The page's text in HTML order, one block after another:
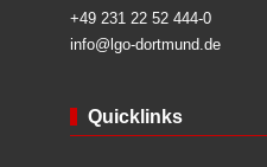
+49 231 22 52 444-0
info@lgo-dortmund.de
Quicklinks